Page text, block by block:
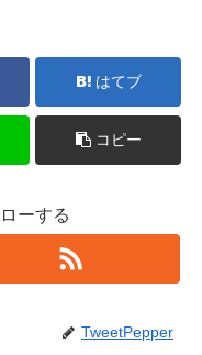
はてブ
コピー
ーする
TweetPepper